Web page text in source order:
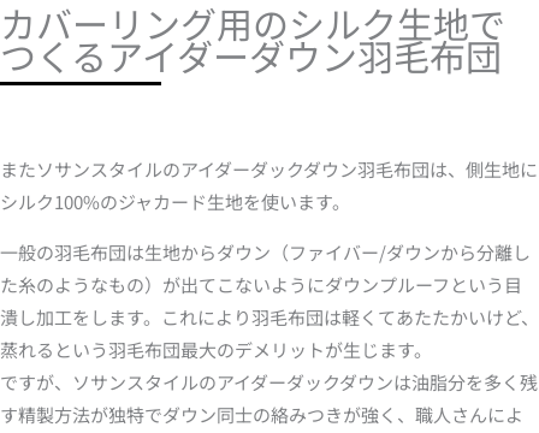
カバーリング用のシルク生地で
つくるアイダーダウン羽毛布団
またソサンスタイルのアイダーダックダウン羽毛布団は、側生地に
シルク100%のジャカード生地を使います。
一般の羽毛布団は生地からダウン（ファイバー/ダウンから分離し
た糸のようなもの）が出てこないようにダウンプルーフという目
潰し加工をします。これにより羽毛布団は軽くてあたたかいけど、
蒸れるという羽毛布団最大のデメリットが生じます。
ですが、ソサンスタイルのアイダーダックダウンは油脂分を多く残
す精製方法が独特でダウン同士の絡みつきが強く、職人さんによ